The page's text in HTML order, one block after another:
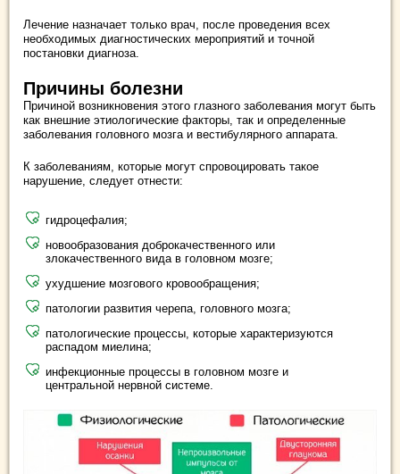
Лечение назначает только врач, после проведения всех
необходимых диагностических мероприятий и точной
постановки диагноза.
Причины болезни
Причиной возникновения этого глазного заболевания могут быть
как внешние этиологические факторы, так и определенные
заболевания головного мозга и вестибулярного аппарата.
К заболеваниям, которые могут спровоцировать такое
нарушение, следует отнести:
гидроцефалия;
новообразования доброкачественного или
злокачественного вида в головном мозге;
ухудшение мозгового кровообращения;
патологии развития черепа, головного мозга;
патологические процессы, которые характеризуются
распадом миелина;
инфекционные процессы в головном мозге и
центральной нервной системе.